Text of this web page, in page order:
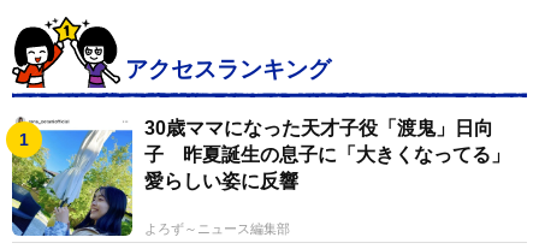
アクセスランキング
30歳ママになった天才子役「渡鬼」日向
子 昨夏誕生の息子に「大きくなってる」
愛らしい姿に反響
よろず～ニュース編集部